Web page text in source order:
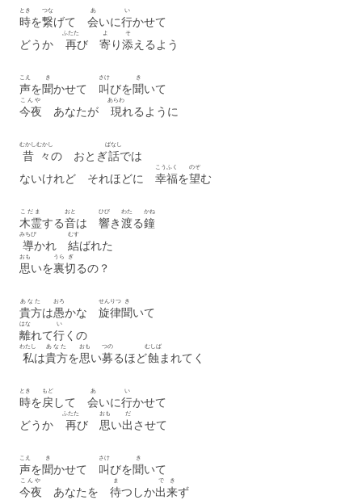
時
とき
を繋
つな
げて 会
あ
いに行
い
かせて
どうか 再
ふたた
び 寄
よ
り添
そ
えるよう
声
こえ
を聞
き
かせて 叫
さけ
びを聞
き
いて
今夜
こんや
あなたが 現
あらわ
れるように
昔々
むかしむかし
の おとぎ話
ばなし
では
ないけれど それほどに 幸福
こうふく
を望
のぞ
む
木霊
こだま
する音
おと
は 響
ひび
き渡
わた
る鐘
かね
導
みちび
かれ 結
むす
ばれた
思
おも
いを裏
うら
切
ぎ
るの？
貴方
あなた
は愚
おろ
かな 旋律
せんりつ
聞
き
いて
離
はな
れて行
い
くの
私
わたし
は貴方
あなた
を思
おも
い募
つの
るほど蝕
むしば
まれてく
時
とき
を戻
もど
して 会
あ
いに行
い
かせて
どうか 再
ふたた
び 思
おも
い出
だ
させて
声
こえ
を聞
き
かせて 叫
さけ
びを聞
き
いて
今夜
こんや
あなたを 待
ま
つしか出
で
来
き
ず